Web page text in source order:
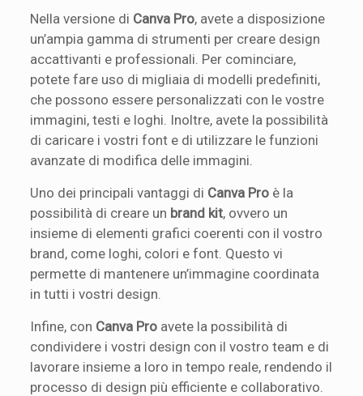
Nella versione di Canva Pro, avete a disposizione
un’ampia gamma di strumenti per creare design
accattivanti e professionali. Per cominciare,
potete fare uso di migliaia di modelli predefiniti,
che possono essere personalizzati con le vostre
immagini, testi e loghi. Inoltre, avete la possibilità
di caricare i vostri font e di utilizzare le funzioni
avanzate di modifica delle immagini.
Uno dei principali vantaggi di Canva Pro è la
possibilità di creare un brand kit, ovvero un
insieme di elementi grafici coerenti con il vostro
brand, come loghi, colori e font. Questo vi
permette di mantenere un’immagine coordinata
in tutti i vostri design.
Infine, con Canva Pro avete la possibilità di
condividere i vostri design con il vostro team e di
lavorare insieme a loro in tempo reale, rendendo il
processo di design più efficiente e collaborativo.